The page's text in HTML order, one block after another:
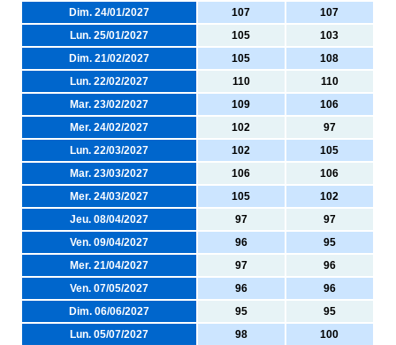
Dim. 24/01/2027
107
107
Lun. 25/01/2027
105
103
Dim. 21/02/2027
105
108
Lun. 22/02/2027
110
110
Mar. 23/02/2027
109
106
Mer. 24/02/2027
102
97
Lun. 22/03/2027
102
105
Mar. 23/03/2027
106
106
Mer. 24/03/2027
105
102
Jeu. 08/04/2027
97
97
Ven. 09/04/2027
96
95
Mer. 21/04/2027
97
96
Ven. 07/05/2027
96
96
Dim. 06/06/2027
95
95
Lun. 05/07/2027
98
100